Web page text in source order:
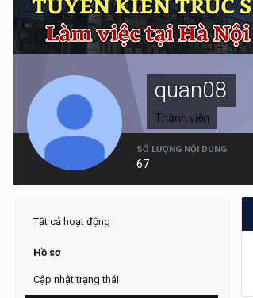
quan08
Thành viên
SỐ LƯỢNG NỘI DUNG
67
Tất cả hoạt động
Hồ sơ
Cập nhật trạng thái